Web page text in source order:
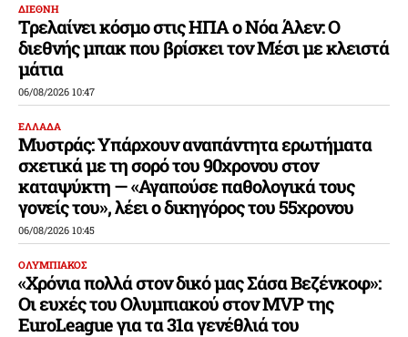
ΔΙΕΘΝΗ
Τρελαίνει κόσμο στις ΗΠΑ ο Νόα Άλεν: Ο
διεθνής μπακ που βρίσκει τον Μέσι με κλειστά
μάτια
06/08/2026 10:47
ΕΛΛΑΔΑ
Μυστράς: Υπάρχουν αναπάντητα ερωτήματα
σχετικά με τη σορό του 90χρονου στον
καταψύκτη — «Αγαπούσε παθολογικά τους
γονείς του», λέει ο δικηγόρος του 55χρονου
06/08/2026 10:45
ΟΛΥΜΠΙΑΚΟΣ
«Χρόνια πολλά στον δικό μας Σάσα Βεζένκοφ»:
Οι ευχές του Ολυμπιακού στον MVP της
EuroLeague για τα 31α γενέθλιά του